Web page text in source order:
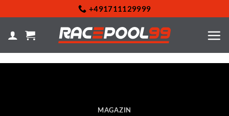
springen
+491711129999
MAGAZIN